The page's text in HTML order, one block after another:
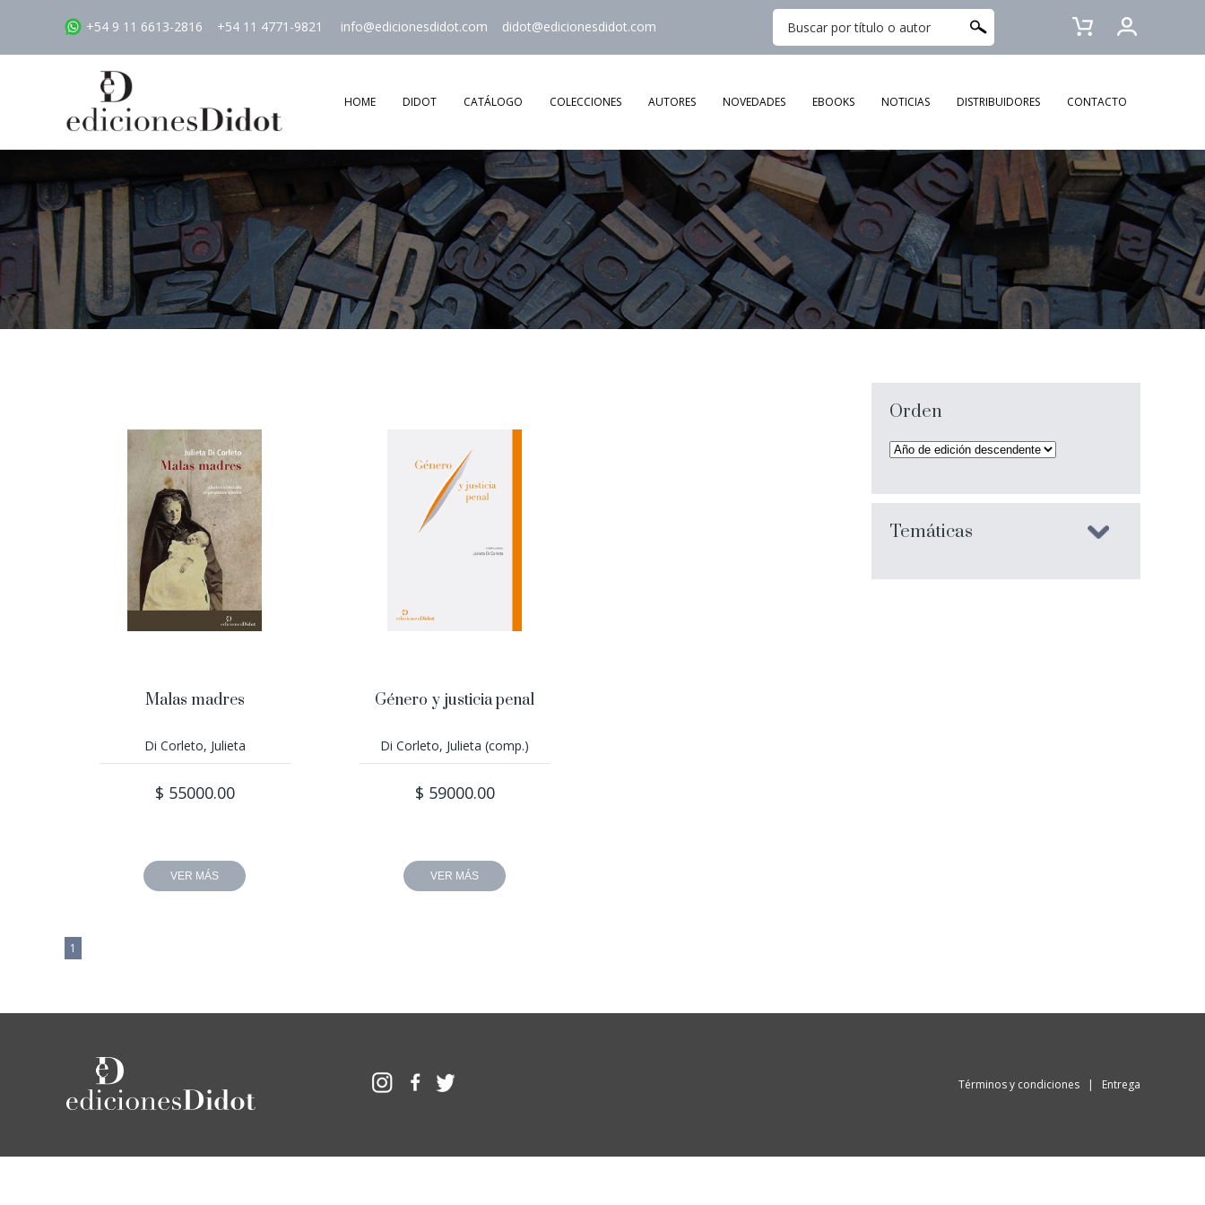
+54 9 11 6613-2816 +54 11 4771-9821 info@edicionesdidot.com didot@edicionesdidot.com
HOME DIDOT CATÁLOGO COLECCIONES AUTORES NOVEDADES EBOOKS NOTICIAS DISTRIBUIDORES CONTACTO
Malas madres
Di Corleto, Julieta
$ 55000.00
VER MÁS
Género y justicia penal
Di Corleto, Julieta (comp.)
$ 59000.00
VER MÁS
1
Orden
Temáticas
Términos y condiciones | Entrega